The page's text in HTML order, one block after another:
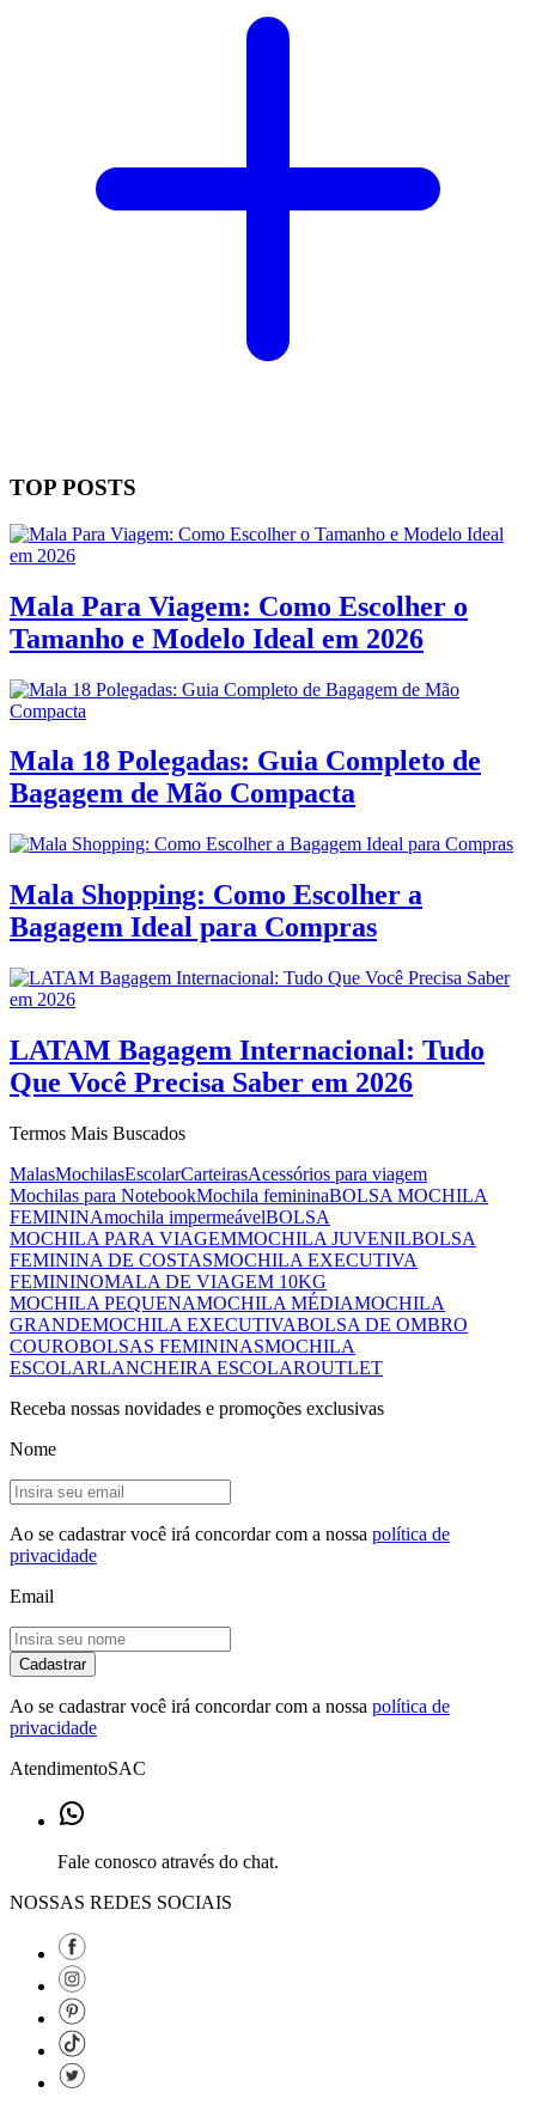
TOP POSTS
Mala Para Viagem: Como Escolher o
Tamanho e Modelo Ideal em 2026
Mala 18 Polegadas: Guia Completo de
Bagagem de Mão Compacta
Mala Shopping: Como Escolher a
Bagagem Ideal para Compras
LATAM Bagagem Internacional: Tudo
Que Você Precisa Saber em 2026
Termos Mais Buscados
MalasMochilasEscolarCarteirasAcessórios para viagem
Mochilas para NotebookMochila femininaBOLSA MOCHILA
FEMININAmochila impermeávelBOLSA
MOCHILA PARA VIAGEMMOCHILA JUVENILBOLSA
FEMININA DE COSTASMOCHILA EXECUTIVA
FEMININOMALA DE VIAGEM 10KG
MOCHILA PEQUENAMOCHILA MÉDIAMOCHILA
GRANDEMOCHILA EXECUTIVABOLSA DE OMBRO
COUROBOLSAS FEMININASMOCHILA
ESCOLARLANCHEIRA ESCOLAROUTLET
Receba nossas novidades e promoções exclusivas
Nome
Ao se cadastrar você irá concordar com a nossa política de
privacidade
Email
Cadastrar
Ao se cadastrar você irá concordar com a nossa política de
privacidade
AtendimentoSAC
Fale conosco através do chat.
NOSSAS REDES SOCIAIS